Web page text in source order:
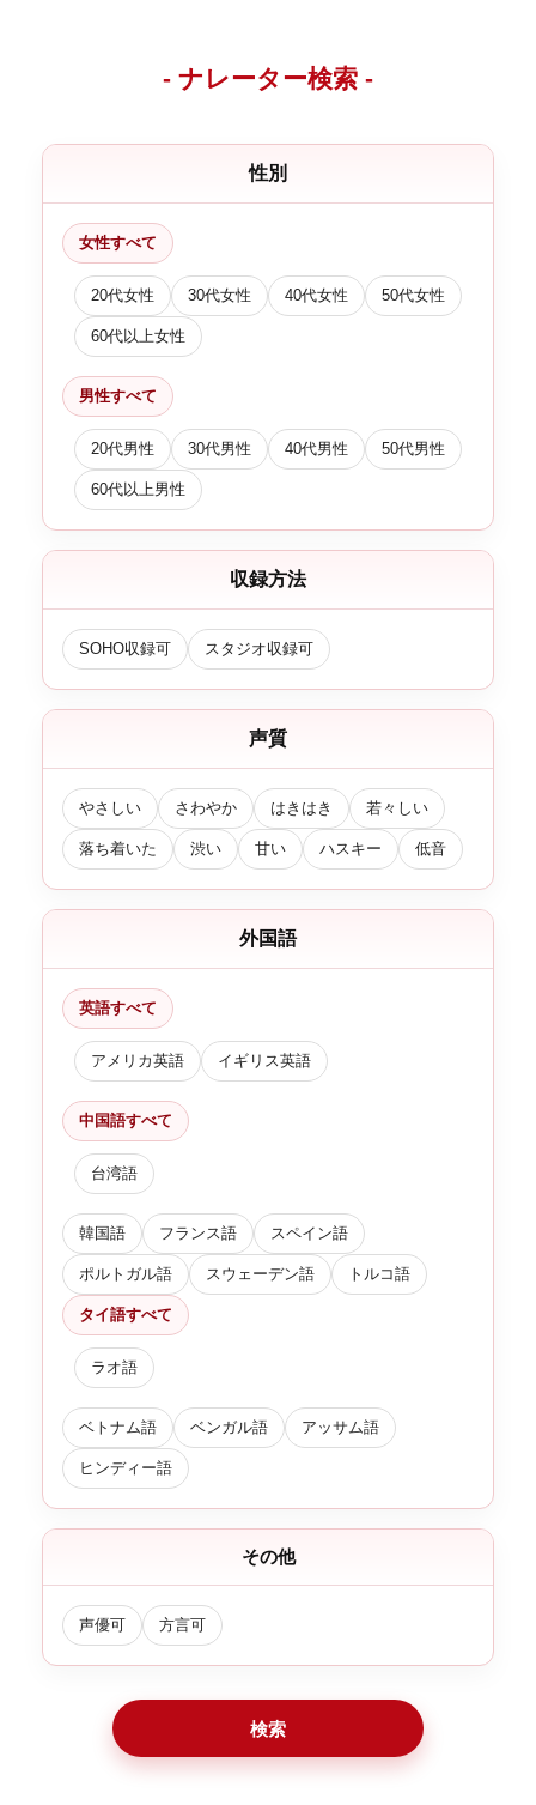
- ナレーター検索 -
性別
女性すべて
20代女性 30代女性 40代女性 50代女性
60代以上女性
男性すべて
20代男性 30代男性 40代男性 50代男性
60代以上男性
収録方法
SOHO収録可 スタジオ収録可
声質
やさしい さわやか はきはき 若々しい
落ち着いた 渋い 甘い ハスキー 低音
外国語
英語すべて
アメリカ英語 イギリス英語
中国語すべて
台湾語
韓国語 フランス語 スペイン語
ポルトガル語 スウェーデン語 トルコ語
タイ語すべて
ラオ語
ベトナム語 ベンガル語 アッサム語
ヒンディー語
その他
声優可 方言可
検索